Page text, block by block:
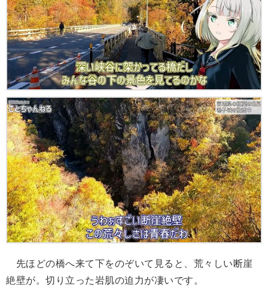
先ほどの橋へ来て下をのぞいて見ると、荒々しい断崖
絶壁が。切り立った岩肌の迫力が凄いです。